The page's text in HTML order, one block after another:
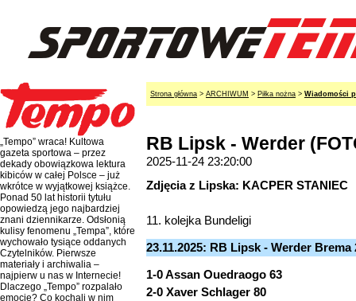
„Tempo” wraca! Kultowa
gazeta sportowa – przez
dekady obowiązkowa lektura
kibiców w całej Polsce – już
wkrótce w wyjątkowej książce.
Ponad 50 lat historii tytułu
opowiedzą jego najbardziej
znani dziennikarze. Odsłonią
kulisy fenomenu „Tempa”, które
wychowało tysiące oddanych
Czytelników. Pierwsze
materiały i archiwalia –
najpierw u nas w Internecie!
Dlaczego „Tempo” rozpalało
emocje? Co kochali w nim
Strona główna > ARCHIWUM > Piłka nożna > Wiadomości
RB Lipsk - Werder
2025-11-24 23:20:00
Zdjęcia z Lipska: KACPER STANIEC
11. kolejka Bundeligi
23.11.2025: RB Lipsk - Werder Brema
1-0 Assan Ouedraogo 63
2-0 Xaver Schlager 80